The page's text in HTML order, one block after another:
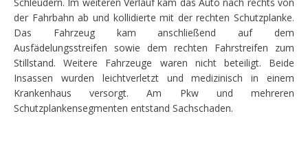
der Fahrbahn ab und kollidierte mit der rechten Schutzplanke.
Das Fahrzeug kam anschließend auf dem
Ausfädelungsstreifen sowie dem rechten Fahrstreifen zum
Stillstand. Weitere Fahrzeuge waren nicht beteiligt. Beide
Insassen wurden leichtverletzt und medizinisch in einem
Krankenhaus versorgt. Am Pkw und mehreren
Schutzplankensegmenten entstand Sachschaden.